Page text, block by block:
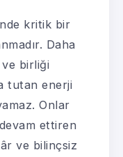
kritik bir
Daha
birliği
tutan enerji
Onlar
ettiren
ve bilinçsiz